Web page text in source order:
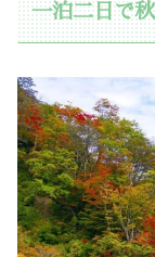
一泊二日で